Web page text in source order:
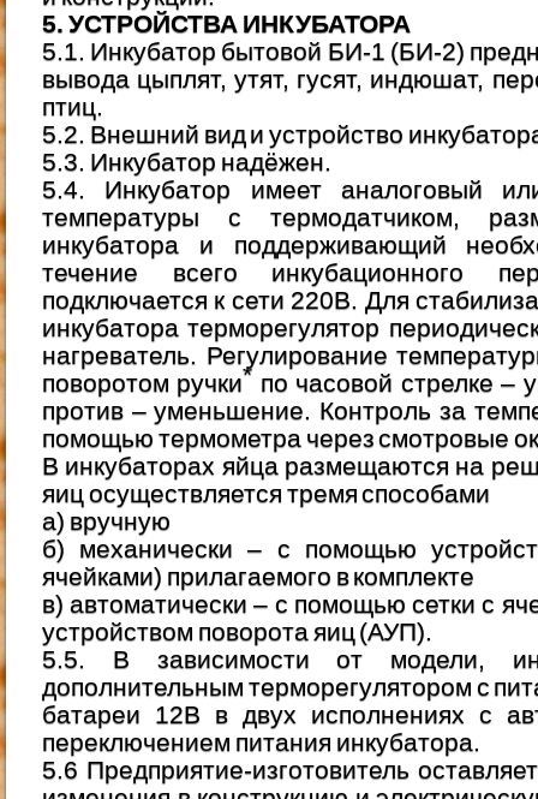
5. УСТРОЙСТВА ИНКУБАТОРА
5.1. Инкубатор бытовой БИ-1 (БИ-2)
вывода цыплят, утят, гусят, индюшат,
птиц.
5.2. Внешний вид и устройство
5.3. Инкубатор надёжен.
5.4. Инкубатор имеет аналоговый
температуры с термодатчиком,
инкубатора и поддерживающий
течение всего инкубационного
подключается к сети 220В. Для
инкубатора терморегулятор
нагреватель. Регулирование
поворотом ручки*по часовой стрелке –
против – уменьшение. Контроль за
помощью термометра через смотровые
В инкубаторах яйца размещаются на
яиц осуществляется тремя способами
а) вручную
б) механически – с помощью
ячейками) прилагаемого в комплекте
в) автоматически – с помощью сетки с
устройством поворота яиц (АУП).
5.5. В зависимости от модели,
дополнительным терморегулятором с
батареи 12В в двух исполнениях с
переключением питания инкубатора.
5.6 Предприятие-изготовитель